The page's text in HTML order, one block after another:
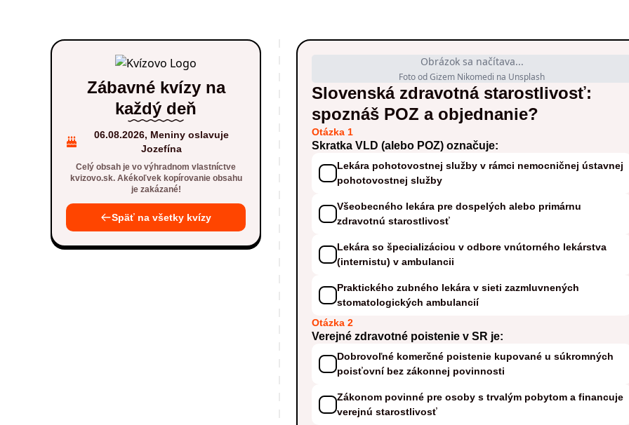
Zábavné kvízy na
každý deň
06.08.2026, Meniny oslavuje
Jozefína
Celý obsah je vo výhradnom vlastníctve
kvizovo.sk. Akékoľvek kopírovanie obsahu
je zakázané!
Späť na všetky kvízy
Obrázok sa načítava...
Foto od Gizem Nikomedi na Unsplash
Slovenská zdravotná starostlivosť:
spoznáš POZ a objednanie?
Otázka 1
Skratka VLD (alebo POZ) označuje:
Lekára pohotovostnej služby v rámci nemocničnej ústavnej
pohotovostnej služby
Všeobecného lekára pre dospelých alebo primárnu
zdravotnú starostlivosť
Lekára so špecializáciou v odbore vnútorného lekárstva
(internistu) v ambulancii
Praktického zubného lekára v sieti zazmluvnených
stomatologických ambulancií
Otázka 2
Verejné zdravotné poistenie v SR je:
Dobrovoľné komerčné poistenie kupované u súkromných
poisťovní bez zákonnej povinnosti
Zákonom povinné pre osoby s trvalým pobytom a financuje
verejnú starostlivosť